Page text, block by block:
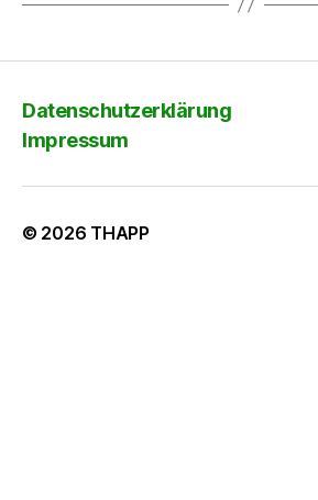
Datenschutzerklärung
Impressum
© 2026 THAPP